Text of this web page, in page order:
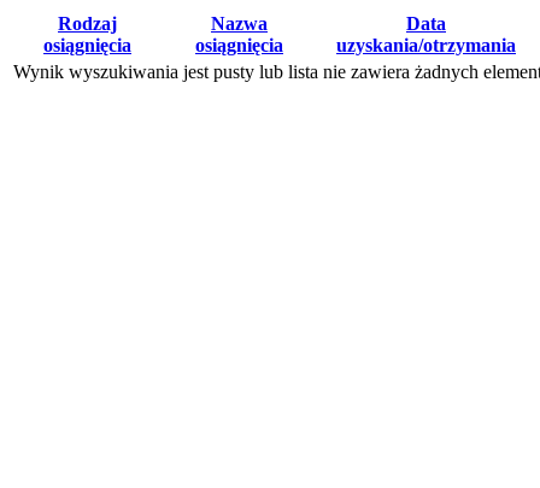
Rodzaj
osiągnięcia
Nazwa
osiągnięcia
Data
uzyskania/otrzymania
Wynik wyszukiwania jest pusty lub lista nie zawiera żadnych